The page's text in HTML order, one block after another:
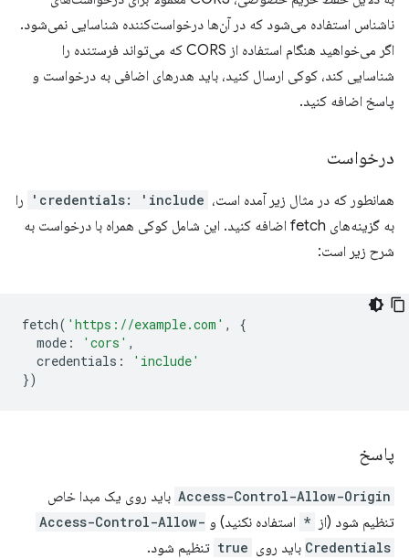
ناشناس استفاده می‌شود که در آن‌ها درخواست‌کننده شناسایی نمی‌شود.
اگر می‌خواهید هنگام استفاده از CORS که می‌تواند فرستنده را
شناسایی کند، کوکی ارسال کنید، باید هدرهای اضافی به درخواست و
پاسخ اضافه کنید.
درخواست
همانطور که در مثال زیر آمده است، credentials: 'include'
را
به گزینه‌های fetch اضافه کنید. این شامل کوکی همراه با درخواست به
شرح زیر است:
fetch( 'https://example.com' ,
{
mode : 'cors' ,
credentials :
'include'
})
پاسخ
Access-Control-Allow-Origin باید روی یک مبدا خاص
تنظیم شود (از * استفاده نکنید) و Access-Control-Allow-
Credentials باید روی true تنظیم شود.